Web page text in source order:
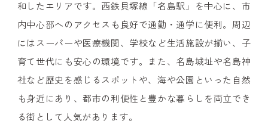
和したエリアです。西鉄貝塚線「名島駅」を中心に、市
内中心部へのアクセスも良好で通勤・通学に便利。周辺
にはスーパーや医療機関、学校など生活施設が揃い、子
育て世代にも安心の環境です。また、名島城址や名島神
社など歴史を感じるスポットや、海や公園といった自然
も身近にあり、都市の利便性と豊かな暮らしを両立でき
る街として人気があります。